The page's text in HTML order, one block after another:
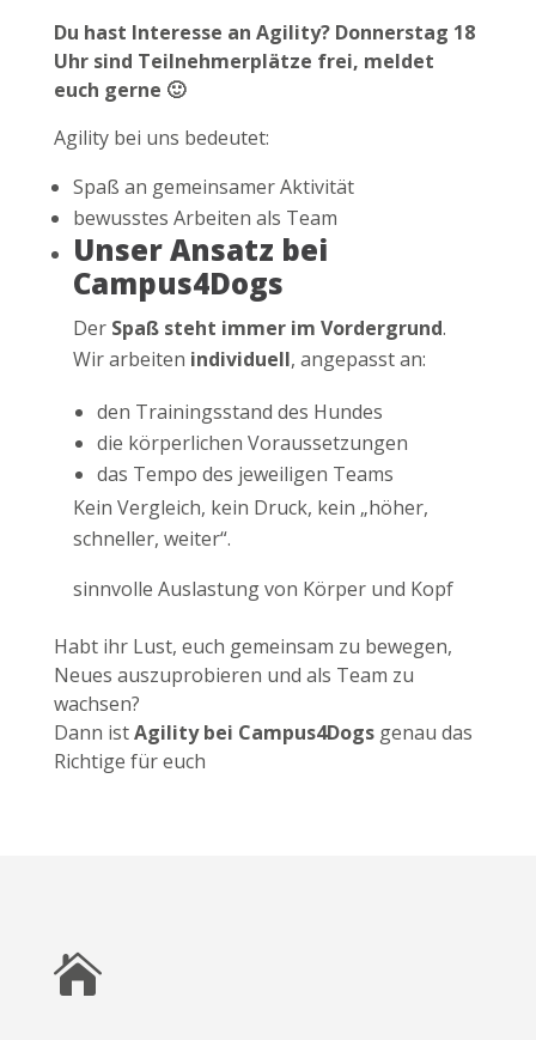
Du hast Interesse an Agility? Donnerstag 18
Uhr sind Teilnehmerplätze frei, meldet
euch gerne 🙂
Agility bei uns bedeutet:
Spaß an gemeinsamer Aktivität
bewusstes Arbeiten als Team
Unser Ansatz bei
Campus4Dogs
Der Spaß steht immer im Vordergrund.
Wir arbeiten individuell, angepasst an:
den Trainingsstand des Hundes
die körperlichen Voraussetzungen
das Tempo des jeweiligen Teams
Kein Vergleich, kein Druck, kein „höher,
schneller, weiter“.
sinnvolle Auslastung von Körper und Kopf
Habt ihr Lust, euch gemeinsam zu bewegen,
Neues auszuprobieren und als Team zu
wachsen?
Dann istAgility bei Campus4Dogsgenau das
Richtige für euch
